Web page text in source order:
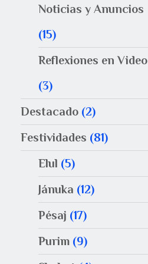
Noticias y Anuncios
(15)
Reflexiones en Video
(3)
Destacado (2)
Festividades (81)
Elul (5)
Jánuka (12)
Pésaj (17)
Purim (9)